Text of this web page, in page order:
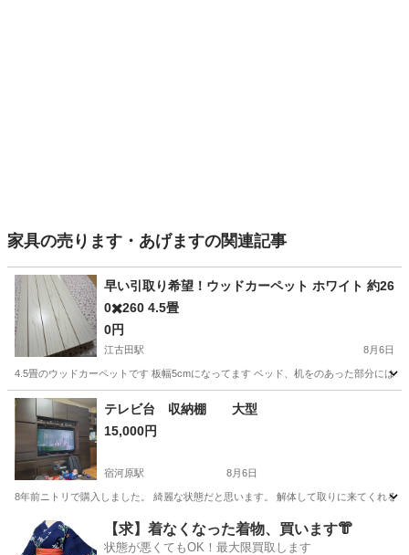
家具の売ります・あげますの関連記事
早い引取り希望！ウッドカーペット ホワイト 約26
0✖️260 4.5畳
0円
江古田駅 8月6日
4.5畳のウッドカーペットです 板幅5cmになってます ベッド、机をのあった部分には
東京 練馬区 江古田駅 カーペット/マット/ラグ
テレビ台 収納棚 大型
15,000円
宿河原駅 8月6日
8年前ニトリで購入しました。 綺麗な状態だと思います。 解体して取りに来てくれる
東京 世田谷区 宿河原駅 収納家具 大型
【求】着なくなった着物、買います👘
状態が悪くてもOK！最大限買取します